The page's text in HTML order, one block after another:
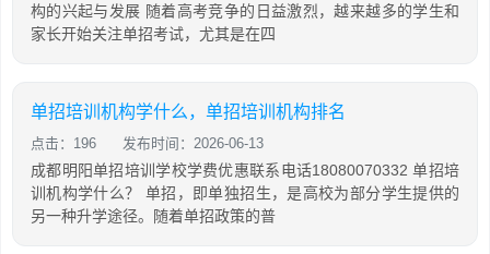
构的兴起与发展 随着高考竞争的日益激烈，越来越多的学生和
家长开始关注单招考试，尤其是在四
单招培训机构学什么，单招培训机构排名
点击：196 发布时间：2026-06-13
成都明阳单招培训学校学费优惠联系电话18080070332 单招培
训机构学什么？ 单招，即单独招生，是高校为部分学生提供的
另一种升学途径。随着单招政策的普